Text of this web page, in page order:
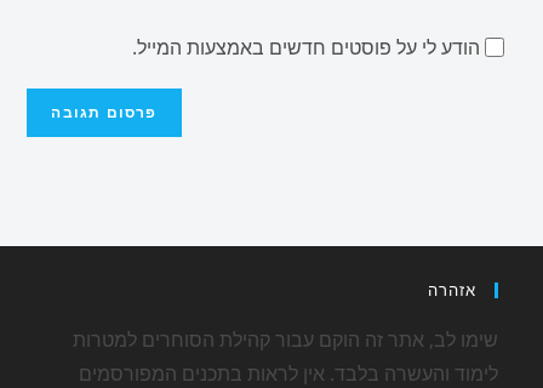
הודע לי על פוסטים חדשים באמצעות המייל.
אזהרה
שימו לב, אתר זה הוקם עבור קהילת הסוחרים למטרות
לימוד והעשרה בלבד. אין לראות בתכנים המפורסמים